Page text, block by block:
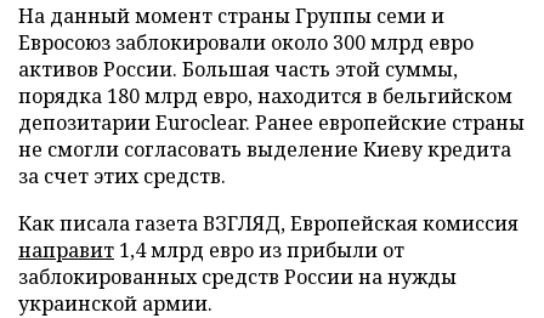
На данный момент страны Группы семи и
Евросоюз заблокировали около 300 млрд евро
активов России. Большая часть этой суммы,
порядка 180 млрд евро, находится в бельгийском
депозитарии Euroclear. Ранее европейские страны
не смогли согласовать выделение Киеву кредита
за счет этих средств.
Как писала газета ВЗГЛЯД, Европейская комиссия
направит 1,4 млрд евро из прибыли от
заблокированных средств России на нужды
украинской армии.